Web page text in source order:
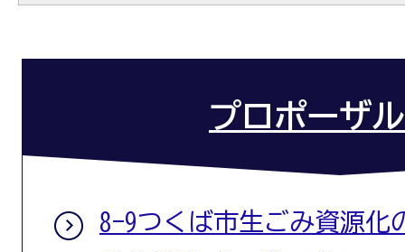
プロポーザ
8-9つくば市生ごみ資源化